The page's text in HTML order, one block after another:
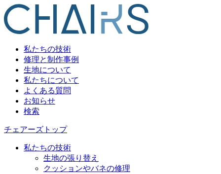
私たちの技術
修理と制作事例
生地について
私たちについて
よくある質問
お知らせ
検索
チェアーズトップ
私たちの技術
生地の張り替え
クッションやバネの修理